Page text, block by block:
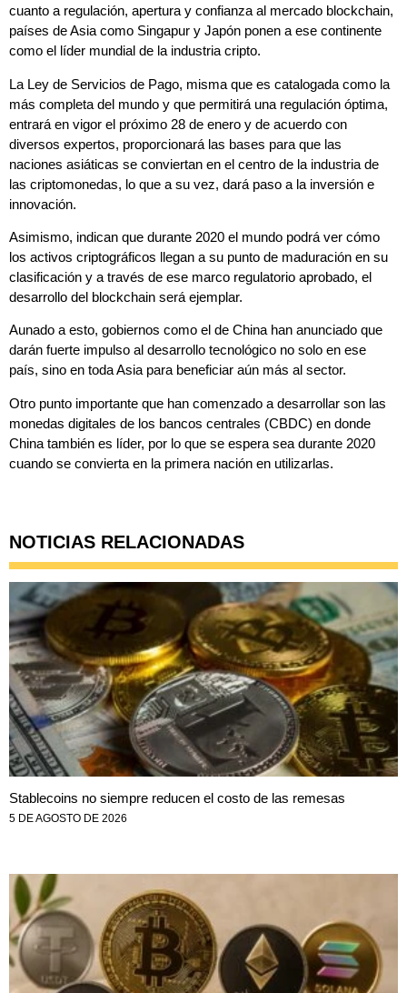
cuanto a regulación, apertura y confianza al mercado blockchain,
países de Asia como Singapur y Japón ponen a ese continente
como el líder mundial de la industria cripto.
La Ley de Servicios de Pago, misma que es catalogada como la
más completa del mundo y que permitirá una regulación óptima,
entrará en vigor el próximo 28 de enero y de acuerdo con
diversos expertos, proporcionará las bases para que las
naciones asiáticas se conviertan en el centro de la industria de
las criptomonedas, lo que a su vez, dará paso a la inversión e
innovación.
Asimismo, indican que durante 2020 el mundo podrá ver cómo
los activos criptográficos llegan a su punto de maduración en su
clasificación y a través de ese marco regulatorio aprobado, el
desarrollo del blockchain será ejemplar.
Aunado a esto, gobiernos como el de China han anunciado que
darán fuerte impulso al desarrollo tecnológico no solo en ese
país, sino en toda Asia para beneficiar aún más al sector.
Otro punto importante que han comenzado a desarrollar son las
monedas digitales de los bancos centrales (CBDC) en donde
China también es líder, por lo que se espera sea durante 2020
cuando se convierta en la primera nación en utilizarlas.
NOTICIAS RELACIONADAS
Stablecoins no siempre reducen el costo de las remesas
5 DE AGOSTO DE 2026